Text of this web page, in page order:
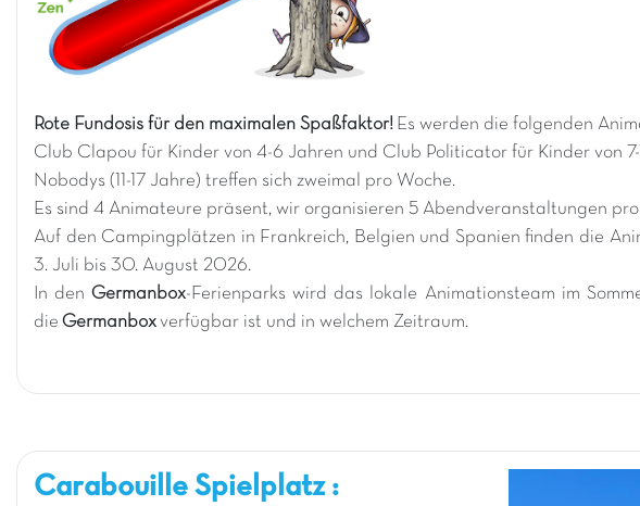
Rote Fundosis für den maximalen Spaßfaktor! Es werden die folgenden
Club Clapou für Kinder von 4-6 Jahren und Club Politicator für Kinder von
Nobodys (11-17 Jahre) treffen sich zweimal pro Woche.
Es sind 4 Animateure präsent, wir organisieren 5 Abendveranstaltungen
Auf den Campingplätzen in Frankreich, Belgien und Spanien finden die
3. Juli bis 30. August 2026.
In den Germanbox-Ferienparks wird das lokale Animationsteam im
die Germanboxverfügbar ist und in welchem Zeitraum.
Carabouille Spielplatz :